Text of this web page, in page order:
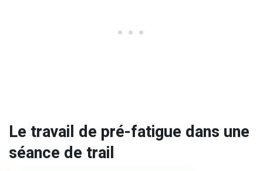
Le travail de pré-fatigue dans une
séance de trail